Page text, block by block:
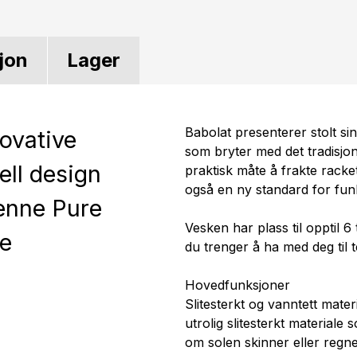
Lager
design
Pure
Babolat presenterer stolt
som bryter med det
praktisk måte å frakte
også en ny standard for
Vesken har plass til opptil
du trenger å ha med deg til
Hovedfunksjoner
Slitesterkt og vanntett
utrolig slitesterkt materiale
om solen skinner eller